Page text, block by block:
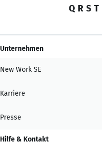
Q R S T
Unternehmen
New Work SE
Karriere
Presse
Hilfe & Kontakt